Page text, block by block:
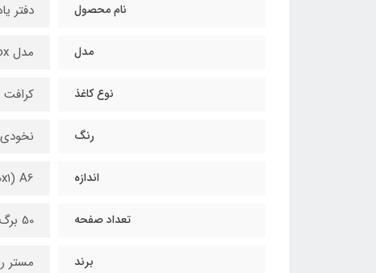
نام محصول دفتر
مدل مدل cheeck box طرح انیمه کد Nico Robin 2217
نوع کاغذ کرافت
رنگ نخودی
اندازه A6 (۱۵x۱۰x۱ سانتی‌متر)
تعداد صفحه 50 برگ
برند مستر